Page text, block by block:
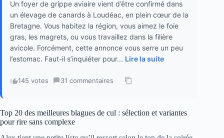
Un foyer de grippe aviaire vient d’être confirmé dans
un élevage de canards à Loudéac, en plein cœur de la
Bretagne. Vous habitez la région, vous aimez le foie
gras, les magrets, ou vous travaillez dans la filière
avicole. Forcément, cette annonce vous serre un peu
l’estomac. Faut-il s’inquiéter pour... Lire la suite
145 votes · 31 commentaires ·
Top 20 des meilleures blagues de cul : sélection et variantes
pour rire sans complexe